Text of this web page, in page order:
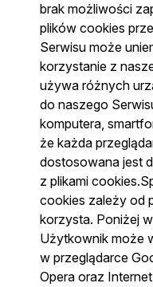
brak możliwości
plików cookies
Serwisu może
korzystanie z
używa różnych
do naszego
komputera,
że każda
dostosowana jest
z plikami
cookies zależy od
korzysta. Poniżej
Użytkownik może
w przeglądarce
Opera oraz